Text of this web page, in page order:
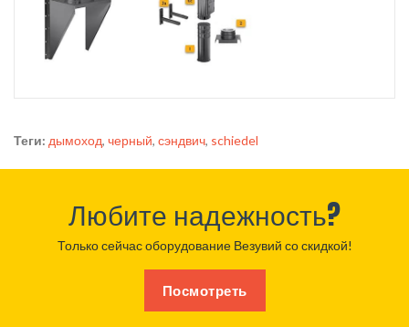
Теги: дымоход, черный, сэндвич, schiedel
Любите надежность?
Только сейчас оборудование Везувий со скидкой!
Посмотреть